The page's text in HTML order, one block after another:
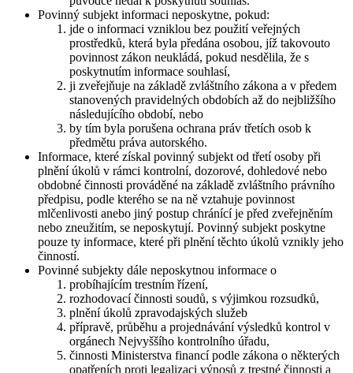
Povinný subjekt informaci neposkytne, pokud:
jde o informaci vzniklou bez použití veřejných
prostředků, která byla předána osobou, jíž takovouto
povinnost zákon neukládá, pokud nesdělila, že s
poskytnutím informace souhlasí,
ji zveřejňuje na základě zvláštního zákona a v předem
stanovených pravidelných obdobích až do nejbližšího
následujícího období, nebo
by tím byla porušena ochrana práv třetích osob k
předmětu práva autorského.
Informace, které získal povinný subjekt od třetí osoby při
plnění úkolů v rámci kontrolní, dozorové, dohledové nebo
obdobné činnosti prováděné na základě zvláštního právního
předpisu, podle kterého se na ně vztahuje povinnost
mlčenlivosti anebo jiný postup chránící je před zveřejněním
nebo zneužitím, se neposkytují. Povinný subjekt poskytne
pouze ty informace, které při plnění těchto úkolů vznikly jeho
činností.
Povinné subjekty dále neposkytnou informace o
probíhajícím trestním řízení,
rozhodovací činnosti soudů, s výjimkou rozsudků,
plnění úkolů zpravodajských služeb
přípravě, průběhu a projednávání výsledků kontrol v
orgánech Nejvyššího kontrolního úřadu,
činnosti Ministerstva financí podle zákona o některých
opatřeních proti legalizaci výnosů z trestné činnosti a